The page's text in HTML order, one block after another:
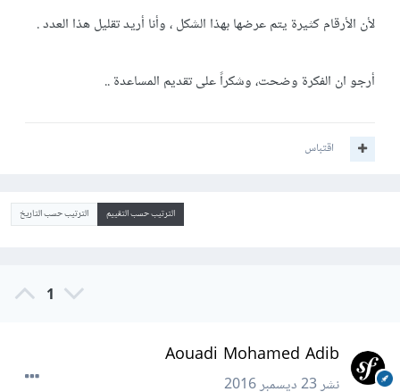
لأن الأرقام كثيرة يتم عرضها بهذا الشكل ، وأنا أريد تقليل هذا العدد .
أرجو ان الفكرة وضحت، وشكراً على تقديم المساعدة ..
اقتباس
الترتيب حسب التقييم الترتيب حسب التاريخ
1
Aouadi Mohamed Adib
نشر23 ديسمبر 2016